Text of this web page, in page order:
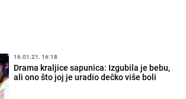
16.01.21. 16:18
Drama kraljice sapunica: Izgubila je bebu,
ali ono što joj je uradio dečko više boli